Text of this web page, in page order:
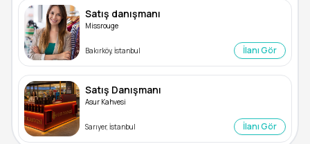
Satış danışmanı
Missrouge
Bakırköy, İstanbul İlanı Gör
Satış Danışmanı
Asur Kahvesi
Sarıyer, İstanbul İlanı Gör